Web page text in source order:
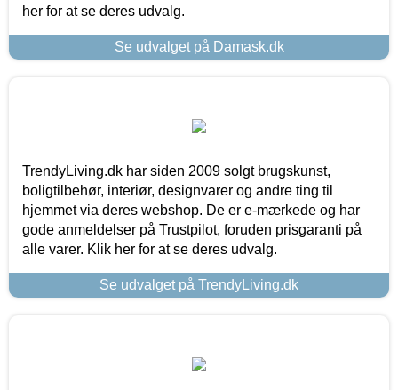
her for at se deres udvalg.
Se udvalget på Damask.dk
TrendyLiving.dk har siden 2009 solgt brugskunst,
boligtilbehør, interiør, designvarer og andre ting til
hjemmet via deres webshop. De er e-mærkede og har
gode anmeldelser på Trustpilot, foruden prisgaranti på
alle varer. Klik her for at se deres udvalg.
Se udvalget på TrendyLiving.dk